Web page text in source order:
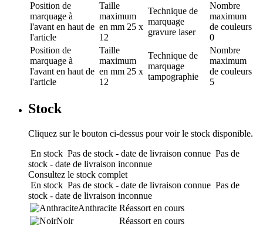
Position de
marquage à
l'avant en haut de
l'article
Taille
maximum
en mm 25 x
12
Technique de
marquage
gravure laser
Nombre
maximum
de couleurs
0
Position de
marquage à
l'avant en haut de
l'article
Taille
maximum
en mm 25 x
12
Technique de
marquage
tampographie
Nombre
maximum
de couleurs
5
Stock
Cliquez sur le bouton ci-dessus pour voir le stock disponible.
En stock Pas de stock - date de livraison connue Pas de
stock - date de livraison inconnue
Consultez le stock complet
En stock Pas de stock - date de livraison connue Pas de
stock - date de livraison inconnue
Anthracite Réassort en cours
Noir
Réassort en cours